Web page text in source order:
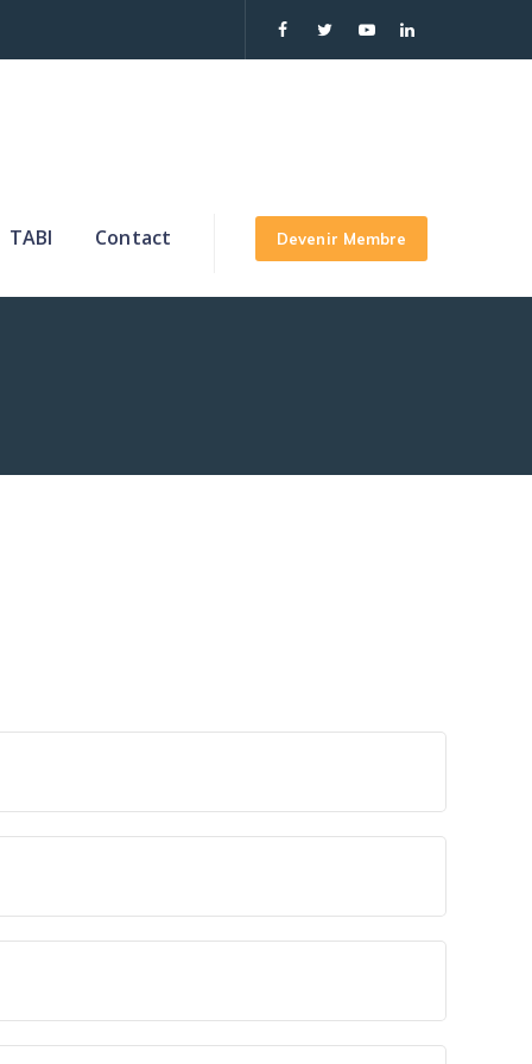
Devenir Membre
TABI Contact